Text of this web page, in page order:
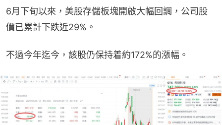
6月下旬以來，美股存儲板塊開啟大幅回調，公司股
價已累計下跌近29%。
不過今年迄今，該股仍保持着約172%的漲幅。